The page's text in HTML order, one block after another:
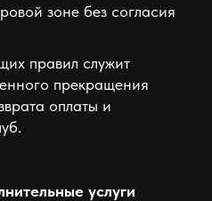
зоне без согласия
правил служит
прекращения
оплаты и
услуги